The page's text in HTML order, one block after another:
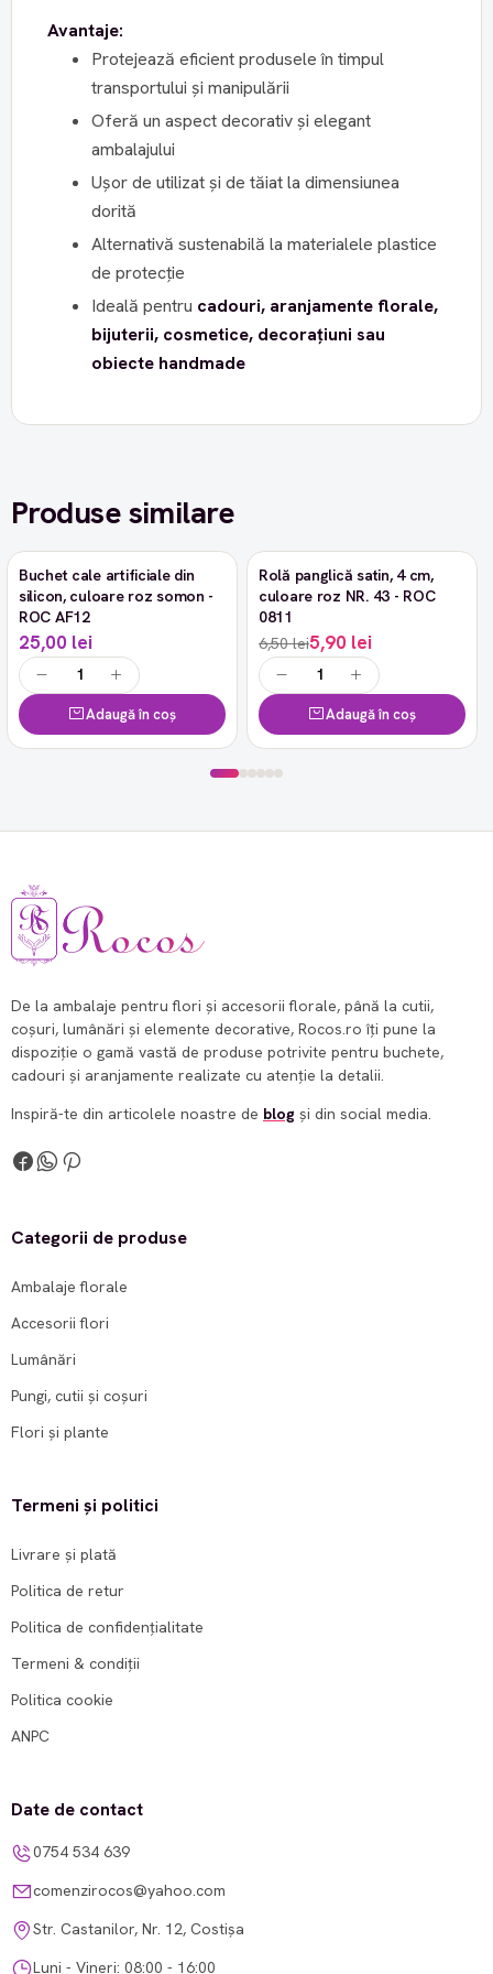
Avantaje:
Protejează eficient produsele în timpul
transportului și manipulării
Oferă un aspect decorativ și elegant
ambalajului
Ușor de utilizat și de tăiat la dimensiunea
dorită
Alternativă sustenabilă la materialele plastice
de protecție
Ideală pentru cadouri, aranjamente florale,
bijuterii, cosmetice, decorațiuni sau
obiecte handmade
Produse similare
Buchet cale artificiale din
silicon, culoare roz somon -
ROC AF12
25,00 lei
Adaugă în coș
-9%
Rolă panglică satin, 4 cm,
culoare roz NR. 43 - ROC
0811
6,50 lei5,90 lei
Adaugă în coș
De la ambalaje pentru flori și accesorii florale, până la cutii,
coșuri, lumânări și elemente decorative, Rocos.ro îți pune la
dispoziție o gamă vastă de produse potrivite pentru buchete,
cadouri și aranjamente realizate cu atenție la detalii.
Inspiră-te din articolele noastre de blog și din social media.
Categorii de produse
Ambalaje florale
Accesorii flori
Lumânări
Pungi, cutii și coșuri
Flori și plante
Termeni și politici
Livrare și plată
Politica de retur
Politica de confidențialitate
Termeni & condiții
Politica cookie
ANPC
Date de contact
0754 534 639
comenzirocos@yahoo.com
Str. Castanilor, Nr. 12, Costișa
Luni - Vineri: 08:00 - 16:00